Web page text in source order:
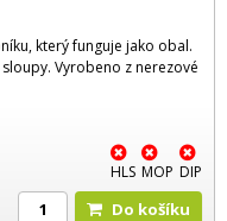
který funguje jako obal.
Vyrobeno z nerezové
HLS MOP DIP
Do košíku